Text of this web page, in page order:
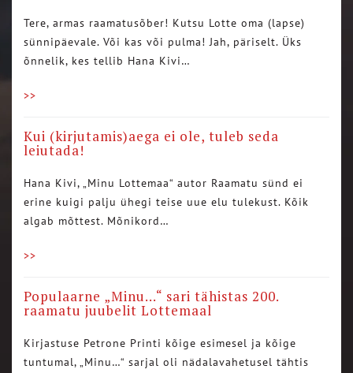
Tere, armas raamatusõber! Kutsu Lotte oma (lapse)
sünnipäevale. Või kas või pulma! Jah, päriselt. Üks
õnnelik, kes tellib Hana Kivi…
>>
Kui (kirjutamis)aega ei ole, tuleb seda
leiutada!
Hana Kivi, „Minu Lottemaa“ autor Raamatu sünd ei
erine kuigi palju ühegi teise uue elu tulekust. Kõik
algab mõttest. Mõnikord…
>>
Populaarne „Minu…“ sari tähistas 200.
raamatu juubelit Lottemaal
Kirjastuse Petrone Printi kõige esimesel ja kõige
tuntumal, „Minu…“ sarjal oli nädalavahetusel tähtis